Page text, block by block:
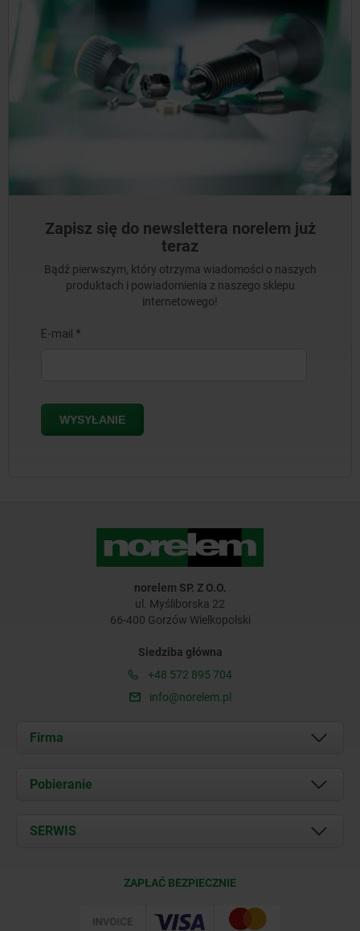
Zapisz się do newslettera norelem już
teraz
Bądź pierwszym, który otrzyma wiadomości o naszych
produktach i powiadomienia z naszego sklepu
internetowego!
norelem SP. Z O.O.
ul. Myśliborska 22
66-400 Gorzów Wielkopolski
Siedziba główna
+48 572 895 704
info@norelem.pl
Firma
O nas
Kontakt
Pobieranie
Documents
SERWIS
ZAPŁAĆ BEZPIECZNIE